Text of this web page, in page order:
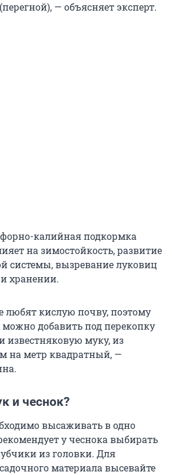
— объясняет эксперт.
калийная подкормка
на зимостойкость, развитие
системы, вызревание луковиц
хранении.
любят кислую почву, поэтому
добавить под перекопку
известняковую муку, из
на метр квадратный, —
и чеснок?
высаживать в одно
у чеснока выбирать
из головки. Для
материала высевайте